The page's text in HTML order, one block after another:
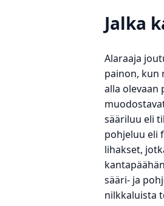
Jalka
Alaraaja
painon, kun
alla olevaan
sääriluu eli
pohjeluu eli
lihakset,
sääri- ja
nilkkaluista